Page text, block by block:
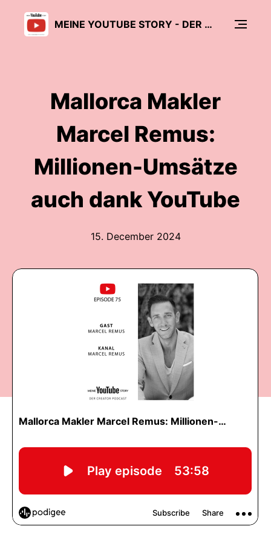
MEINE YOUTUBE STORY - DER CREATOR PODCAST
Mallorca Makler
Marcel Remus:
Millionen-Umsätze
auch dank YouTube
15. December 2024